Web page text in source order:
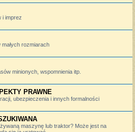
i imprez
rozmiarach
minionych, wspomnienia itp.
PRAWNE
ubezpieczenia i innych formalności
maszynę lub traktor? Może jest na